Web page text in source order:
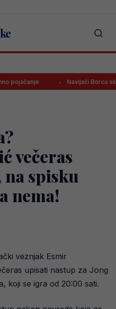
Navijači Borca
večeras
spisku
nema!
veznjak Esmir
upisati nastup za Jong
koji se igra od 20:00 sati.